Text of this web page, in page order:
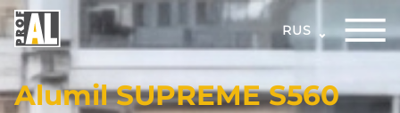
RUS
Alumil SUPREME S560